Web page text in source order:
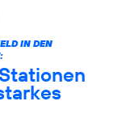
IN DEN